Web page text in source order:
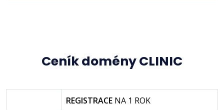
Ceník domény CLINIC
REGISTRACE NA 1 ROK